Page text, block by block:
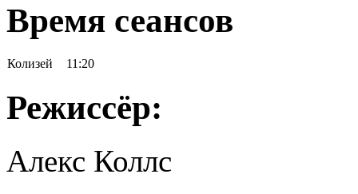
Время сеансов
Колизей 11:20
Режиссёр:
Алекс Коллс